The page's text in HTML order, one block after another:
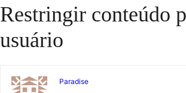
Restringir conteúdo
usuário
Paradise